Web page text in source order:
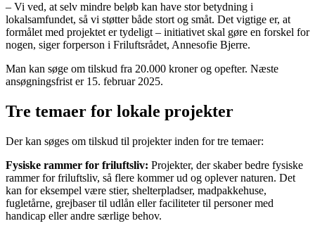
– Vi ved, at selv mindre beløb kan have stor betydning i
lokalsamfundet, så vi støtter både stort og småt. Det vigtige er, at
formålet med projektet er tydeligt – initiativet skal gøre en forskel for
nogen, siger forperson i Friluftsrådet, Annesofie Bjerre.
Man kan søge om tilskud fra 20.000 kroner og opefter. Næste
ansøgningsfrist er 15. februar 2025.
Tre temaer for lokale projekter
Der kan søges om tilskud til projekter inden for tre temaer:
Fysiske rammer for friluftsliv: Projekter, der skaber bedre fysiske
rammer for friluftsliv, så flere kommer ud og oplever naturen. Det
kan for eksempel være stier, shelterpladser, madpakkehuse,
fugletårne, grejbaser til udlån eller faciliteter til personer med
handicap eller andre særlige behov.